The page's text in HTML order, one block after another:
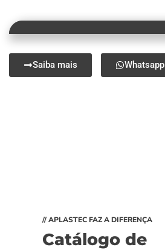
Saiba mais Whatsapp
// APLASTEC FAZ A DIFERENÇA
Catálogo de